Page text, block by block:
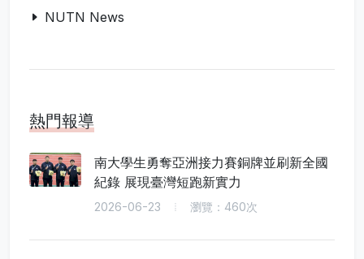
NUTN News
熱門報導
南大學生勇奪亞洲接力賽銅牌並刷新全國
紀錄 展現臺灣短跑新實力
2026-06-23 瀏覽：460次